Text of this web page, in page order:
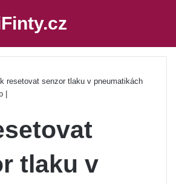
resetovat senzor tlaku v pneumatikách
tlaku v